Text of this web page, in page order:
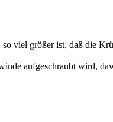
viel größer ist, daß die
aufgeschraubt wird,